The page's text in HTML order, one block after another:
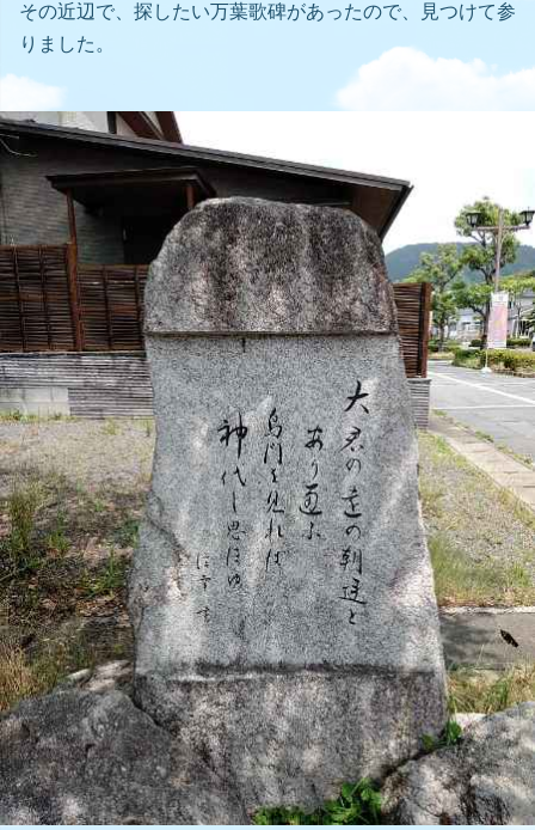
その近辺で、探したい万葉歌碑があったので、見つけて参
りました。